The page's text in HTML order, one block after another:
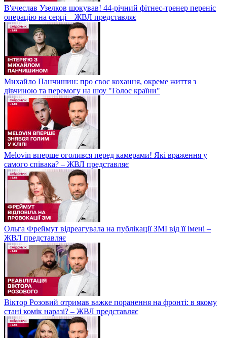
В'ячеслав Узелков шокував! 44-річний фітнес-тренер переніс
операцію на серці – ЖВЛ представляє
Михайло Панчишин: про своє кохання, окреме життя з
дівчиною та перемогу на шоу "Голос країни"
Melovin вперше оголився перед камерами! Які враження у
самого співака? – ЖВЛ представляє
Ольга Фреймут відреагувала на публікації ЗМІ від її імені –
ЖВЛ представляє
Віктор Розовий отримав важке поранення на фронті: в якому
стані комік наразі? – ЖВЛ представляє